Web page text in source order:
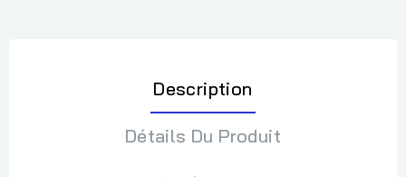
Description
Détails Du Produit